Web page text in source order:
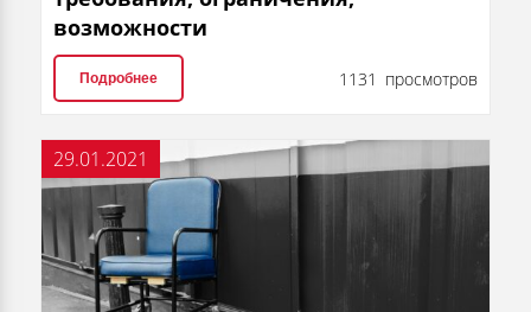
возможности
Подробнее 1131 просмотров
29.01.2021